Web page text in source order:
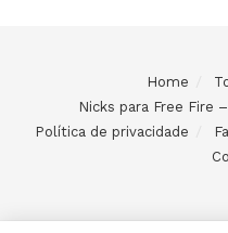
Home
Nicks para Free Fire
Política de privacidade